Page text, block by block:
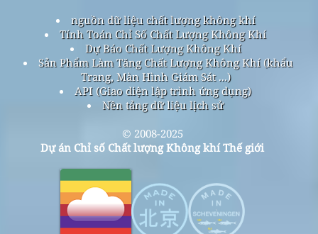
nguồn dữ liệu chất lượng không khí
Tính Toán Chỉ Số Chất Lượng Không Khí
Dự Báo Chất Lượng Không Khí
Sản Phẩm Làm Tăng Chất Lượng Không Khí (khẩu
Trang, Màn Hình Giám Sát ...)
API (Giao diện lập trình ứng dụng)
Nền tảng dữ liệu lịch sử
© 2008-2025
Dự án Chỉ số Chất lượng Không khí Thế giới